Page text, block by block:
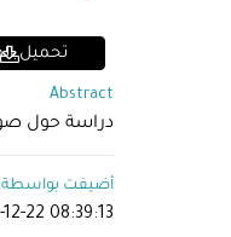
تحميل
Abstract
دراسة حول
أضيفت بواسطة
22 08:39:13